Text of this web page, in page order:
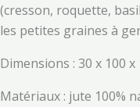
(cresson, roquette,
les petites graines à
Dimensions : 30 x 100 x
Matériaux : jute 100%